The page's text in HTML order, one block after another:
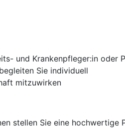
und Krankenpfleger:in oder
Sie individuell
mitzuwirken
stellen Sie eine hochwertige